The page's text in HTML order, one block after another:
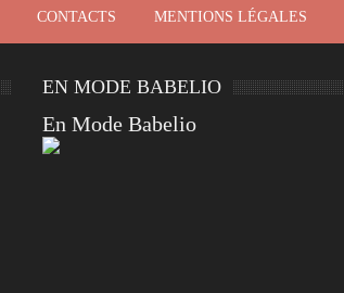
CONTACTS MENTIONS LÉGALES
EN MODE BABELIO
En Mode Babelio